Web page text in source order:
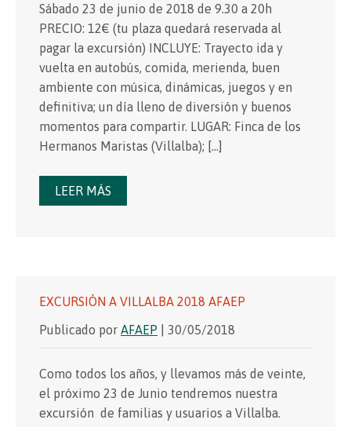
Sábado 23 de junio de 2018 de 9.30 a 20h
PRECIO: 12€ (tu plaza quedará reservada al
pagar la excursión) INCLUYE: Trayecto ida y
vuelta en autobús, comida, merienda, buen
ambiente con música, dinámicas, juegos y en
definitiva; un día lleno de diversión y buenos
momentos para compartir. LUGAR: Finca de los
Hermanos Maristas (Villalba); […]
LEER MÁS
EXCURSIÓN A VILLALBA 2018 AFAEP
Publicado por AFAEP | 30/05/2018
Como todos los años, y llevamos más de veinte,
el próximo 23 de Junio tendremos nuestra
excursión de familias y usuarios a Villalba.